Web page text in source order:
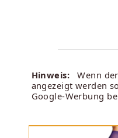
Hinweis: Wenn
angezeigt werden
Google-Werbung